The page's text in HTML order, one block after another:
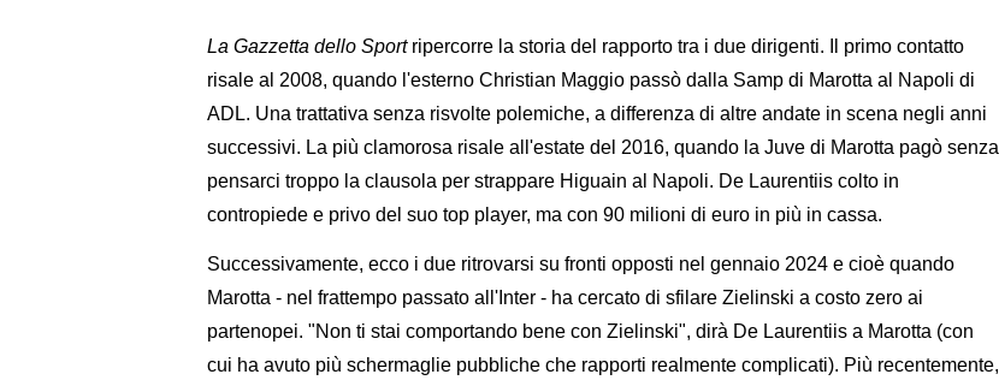
La Gazzetta dello Sportripercorre la storia del rapporto tra i due dirigenti. Il primo contatto
risale al 2008, quando l'esterno Christian Maggio passò dalla Samp di Marotta al Napoli di
ADL. Una trattativa senza risvolte polemiche, a differenza di altre andate in scena negli anni
successivi. La più clamorosa risale all'estate del 2016, quando la Juve di Marotta pagò senza
pensarci troppo la clausola per strappare Higuain al Napoli. De Laurentiis colto in
contropiede e privo del suo top player, ma con 90 milioni di euro in più in cassa.
Successivamente, ecco i due ritrovarsi su fronti opposti nel gennaio 2024 e cioè quando
Marotta - nel frattempo passato all'Inter - ha cercato di sfilare Zielinski a costo zero ai
partenopei. "Non ti stai comportando bene con Zielinski", dirà De Laurentiis a Marotta (con
cui ha avuto più schermaglie pubbliche che rapporti realmente complicati). Più recentemente,